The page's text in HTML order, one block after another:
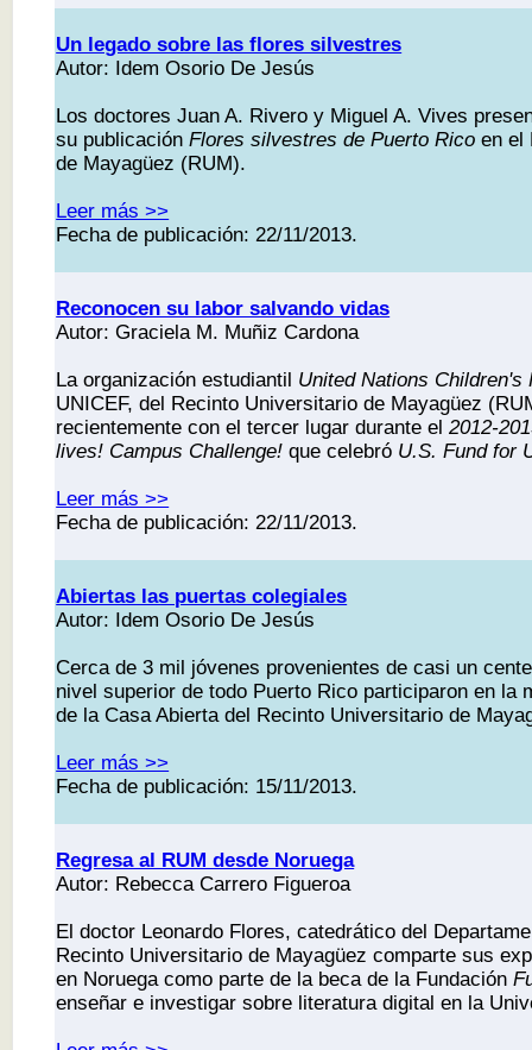
Un legado sobre las flores silvestres
Autor: Idem Osorio De Jesús
Los doctores Juan A. Rivero y Miguel A. Vives
su publicaciónFlores silvestres de Puerto Rico en el
de Mayagüez (RUM).
Leer más >>
Fecha de publicación: 22/11/2013.
Reconocen su labor salvando vidas
Autor: Graciela M. Muñiz Cardona
La organización estudiantil United Nations Children's
UNICEF, del Recinto Universitario de Mayagüez
recientemente con el tercer lugar durante el2012-
lives! Campus Challenge! que celebró U.S. Fund for
Leer más >>
Fecha de publicación: 22/11/2013.
Abiertas las puertas colegiales
Autor: Idem Osorio De Jesús
Cerca de 3 mil jóvenes provenientes de casi un
nivel superior de todo Puerto Rico participaron en la
de la Casa Abierta del Recinto Universitario de
Leer más >>
Fecha de publicación: 15/11/2013.
Regresa al RUM desde Noruega
Autor: Rebecca Carrero Figueroa
El doctor Leonardo Flores, catedrático del
Recinto Universitario de Mayagüez comparte sus
en Noruega como parte de la beca de la Fundación
enseñar e investigar sobre literatura digital en la